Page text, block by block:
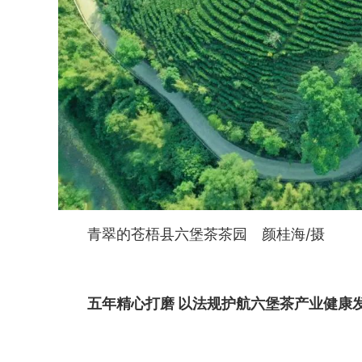
青翠的苍梧县六堡茶茶园 颜桂海/摄
五年精心打磨 以法规护航六堡茶产业健康